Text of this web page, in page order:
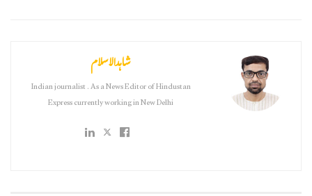
شاہدالاسلام
Indian journalist . As a News Editor of Hindustan
Express currently working in New Delhi